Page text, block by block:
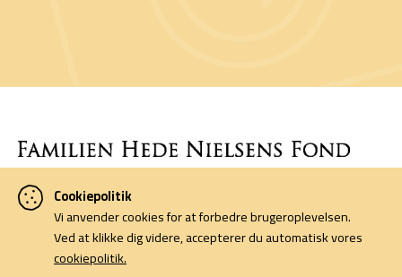
Denne side er finansieret af Familien Hede Nielsens Fond og drives
af foreningen Horsens Billeders Venner.
Cookiepolitik
Cookiepolitik
Vi anvender cookies for at forbedre brugeroplevelsen.
Ved at klikke dig videre, accepterer du automatisk vores
cookiepolitik.